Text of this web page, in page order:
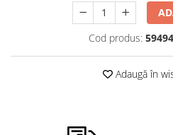
Cod produs:
Adaugă în